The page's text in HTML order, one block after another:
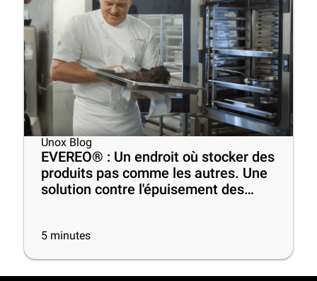
Unox Blog
EVEREO® : Un endroit où stocker des
produits pas comme les autres. Une
solution contre l'épuisement des
5 minutes